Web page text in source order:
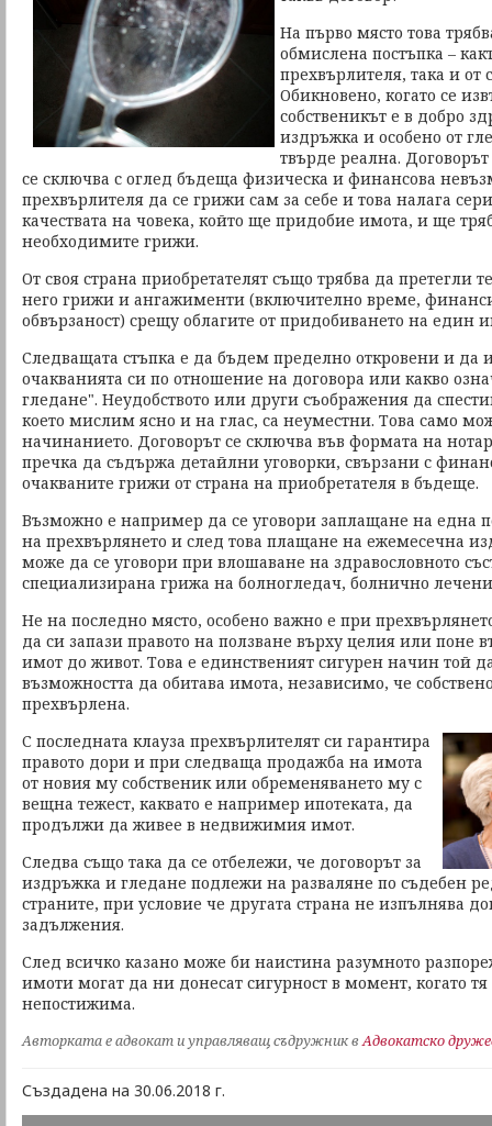
На първо място това
обмислена постъпка –
прехвърлителя, така и от
Обикновено, когато се
собственикът е в добро
издръжка и особено от
твърде реална.
се сключва с оглед бъдеща физическа и финансова
прехвърлителя да се грижи сам за себе и това налага
качествата на човека, който ще придобие имота, и ще
необходимите грижи.
От своя страна приобретателят също трябва да претегли
него грижи и ангажименти (включително време,
обвързаност) срещу облагите от придобиването на един
Следващата стъпка е да бъдем пределно откровени и да
очакванията си по отношение на договора или какво
гледане". Неудобството или други съображения да
което мислим ясно и на глас, са неуместни. Това само
начинанието. Договорът се сключва във формата на
пречка да съдържа детайлни уговорки, свързани с
очакваните грижи от страна на приобретателя в бъдеще.
Възможно е например да се уговори заплащане на една
на прехвърлянето и след това плащане на ежемесечна
може да се уговори при влошаване на здравословното
специализирана грижа на болногледач, болнично
Не на последно място, особено важно е при
да си запази правото на ползване върху целия или поне
имот до живот. Това е единственият сигурен начин той
възможността да обитава имота, независимо, че
прехвърлена.
С последната клауза прехвърлителят си гарантира
правото дори и при следваща продажба на имота
от новия му собственик или обременяването му с
вещна тежест, каквато е например ипотеката, да
продължи да живее в недвижимия имот.
Следва също така да се отбележи, че договорът за
издръжка и гледане подлежи на разваляне по съдебен
страните, при условие че другата страна не изпълнява
задължения.
След всичко казано може би наистина разумното
имоти могат да ни донесат сигурност в момент, когато
непостижима.
Авторката е адвокат и управляващ съдружник вАдвокатско
Създадена на 30.06.2018 г.